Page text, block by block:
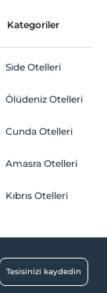
Kategoriler
Side Otelleri
Ölüdeniz Otelleri
Cunda Otelleri
Amasra Otelleri
Kıbrıs Otelleri
Tesisinizi kaydedin